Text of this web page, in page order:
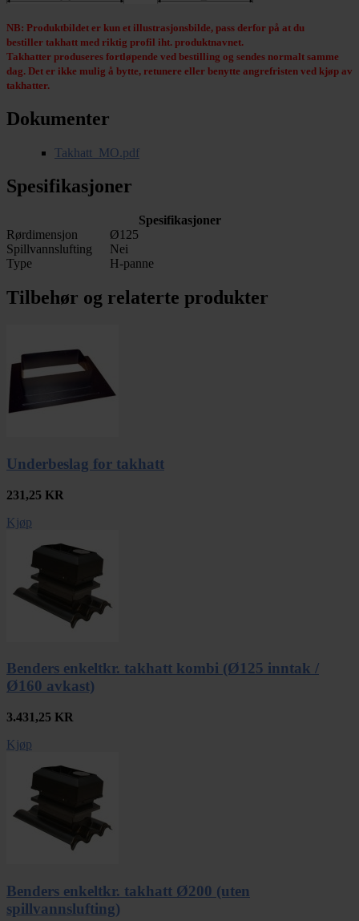
NB: Produktbildet er kun et illustrasjonsbilde, pass derfor på at du
bestiller takhatt med riktig profil iht. produktnavnet.
Takhatter produseres fortløpende ved bestilling og sendes normalt samme
dag. Det er ikke mulig å bytte, retunere eller benytte angrefristen ved kjøp av
takhatter.
Dokumenter
Takhatt_MO.pdf
Spesifikasjoner
Spesifikasjoner
Rørdimensjon
Ø125
Spillvannslufting
Nei
Type
H-panne
Tilbehør og relaterte produkter
Underbeslag for takhatt
231,25 KR
Kjøp
Benders enkeltkr. takhatt kombi (Ø125 inntak /
Ø160 avkast)
3.431,25 KR
Kjøp
Benders enkeltkr. takhatt Ø200 (uten
spillvannslufting)